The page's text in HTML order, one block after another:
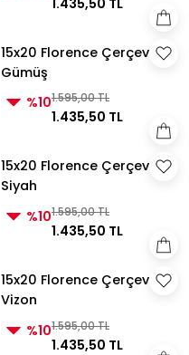
15x20 Florence Çerçeve
Gümüş
%101.595,00 TL
1.435,50 TL
15x20 Florence Çerçeve
Siyah
%101.595,00 TL
1.435,50 TL
15x20 Florence Çerçeve
Vizon
%101.595,00 TL
1.435,50 TL